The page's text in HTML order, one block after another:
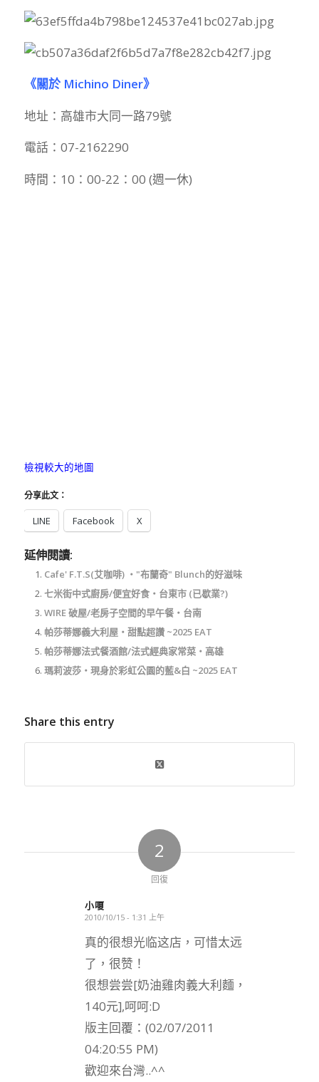
《關於 Michino Diner》
地址：高雄市大同一路79號
電話：07-2162290
時間：10：00-22：00 (週一休)
檢視較大的地圖
分享此文：
LINE Facebook X
延伸閱讀:
Cafe' F.T.S(艾咖啡) ‧"布蘭奇" Blunch的好滋味
七米街中式廚房/便宜好食‧台東市 (已歇業?)
WIRE 破屋/老房子空間的早午餐‧台南
帕莎蒂娜義大利屋‧甜點超讚 ~2025 EAT
帕莎蒂娜法式餐酒館/法式經典家常菜‧高雄
瑪莉波莎‧現身於彩虹公園的藍&白 ~2025 EAT
Share this entry
2
回復
小嗄
says:
2010/10/15 - 1:31 上午
真的很想光临这店，可惜太远
了，很赞！
很想尝尝[奶油雞肉義大利麵，
140元],呵呵:D
版主回覆：(02/07/2011
04:20:55 PM)
歡迎來台灣..^^